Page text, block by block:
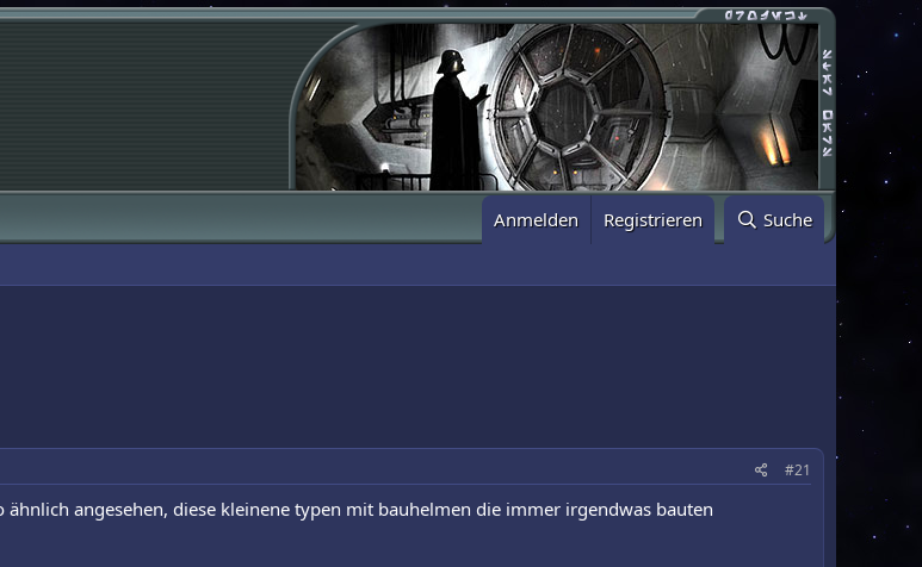
Anmelden Registrieren Suche
#21
angesehen, diese kleinene typen mit bauhelmen die immer irgendwas bauten